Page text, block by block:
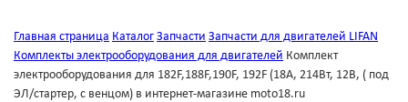
Главная страница Каталог Запчасти Запчасти для двигателей LIFAN
Комплекты электрооборудования для двигателей Комплект
электрооборудования для 182F,188F,190F, 192F (18А, 214Вт, 12В, ( под
ЭЛ/стартер, с венцом) в интернет-магазине moto18.ru